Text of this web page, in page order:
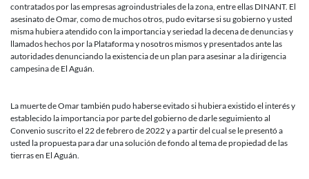
contratados por las empresas agroindustriales de la zona, entre ellas DINANT. El
asesinato de Omar, como de muchos otros, pudo evitarse si su gobierno y usted
misma hubiera atendido con la importancia y seriedad la decena de denuncias y
llamados hechos por la Plataforma y nosotros mismos y presentados ante las
autoridades denunciando la existencia de un plan para asesinar a la dirigencia
campesina de El Aguán.
La muerte de Omar también pudo haberse evitado si hubiera existido el interés y
establecido la importancia por parte del gobierno de darle seguimiento al
Convenio suscrito el 22 de febrero de 2022 y a partir del cual se le presentó a
usted la propuesta para dar una solución de fondo al tema de propiedad de las
tierras en El Aguán.